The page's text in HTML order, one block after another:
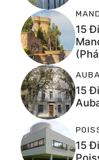
15
15
15